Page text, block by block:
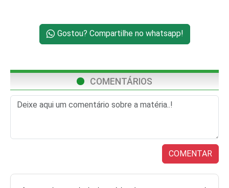
Gostou? Compartilhe no whatsapp!
COMENTÁRIOS
COMENTAR